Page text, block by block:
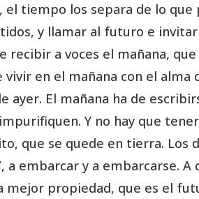
el tiempo los separa de lo
y llamar al futuro e
recibir a voces el mañana,
vivir en el mañana con el alma
ayer. El mañana ha de
Y no hay que
que se quede en tierra. Los
a embarcar y a embarcarse.
mejor propiedad, que es el